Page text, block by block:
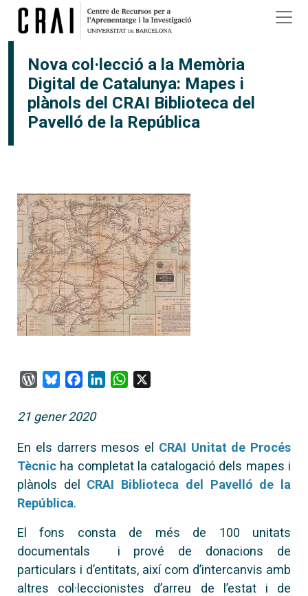
Vés al contingut
Nova col·lecció a la Memòria
Digital de Catalunya: Mapes i
plànols del CRAI Biblioteca del
Pavelló de la República
WordPress
BlueskyFacebook
LinkedInWhatsApp
21 gener 2020
En els darrers mesos el CRAI Unitat de Procés
Tècnic ha completat la catalogació dels mapes i
plànols del CRAI Biblioteca del Pavelló de la
República.
El fons consta de més de 100 unitats
documentals i prové de donacions de
particulars i d’entitats, així com d’intercanvis amb
altres col·leccionistes d’arreu de l’estat i de